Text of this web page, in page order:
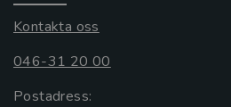
Kontakta oss
046-31 20 00
Postadress: